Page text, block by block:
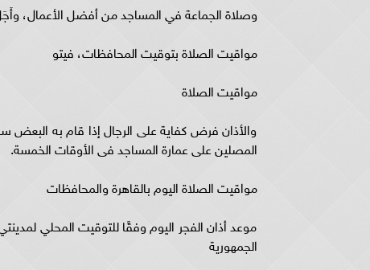
وصلاة الجماعة في المساجد من أفضل الأعمال،
مواقيت الصلاة بتوقيت المحافظات، فيتو
مواقيت الصلاة
والأذان فرض كفاية على الرجال إذا قام به البعض
المصلين على عمارة المساجد فى الأوقات الخمسة.
مواقيت الصلاة اليوم بالقاهرة والمحافظات
موعد أذان الفجر اليوم وفقًا للتوقيت المحلي
الجمهورية